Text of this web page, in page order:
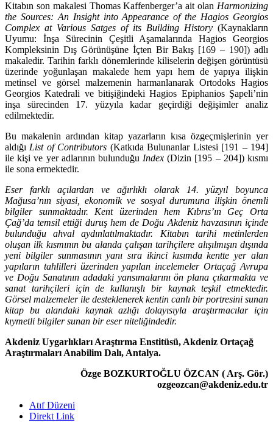
Kitabın son makalesi Thomas Kaffenberger’a ait olan Harmonizing
the Sources: An Insight in­to Appearance of the Hagios Georgios
Complex at Various Satges of its Building History (Kaynak­ların
Uyumu: İnşa Sürecinin Çeşitli Aşamalarında Hagios Georgios
Kompleksinin Dış Görünüşüne İçten Bir Bakış [169 – 190]) adlı
makaledir. Tarihin farklı dönemlerinde kiliselerin değişen görün­tüsü
üzerinde yoğunlaşan makalede hem yapı hem de yapıya ilişkin
metinsel ve görsel malzeme­nin harmanlanarak Ortodoks Hagios
Georgios Katedrali ve bitişiğindeki Hagios Epiphanios Şapeli’nin
inşa sürecinden 17. yüzyıla kadar geçirdiği değişimler analiz
edilmektedir.
Bu makalenin ardından kitap yazarların kısa özgeçmişlerinin yer
aldığı List of Contributors (Kat­kıda Bulunanlar Listesi [191 – 194]
ile kişi ve yer adlarının bulunduğu Index(Dizin [195 – 204]) kısmı
ile sona ermektedir.
Eser farklı açılardan ve ağırlıklı olarak 14. yüzyıl boyunca
Mağusa’nın siyasi, ekonomik ve sosyal durumuna ilişkin önemli
bilgiler sunmaktadır. Kent üzerinden hem Kıbrıs’ın Geç Orta
Çağ’da temsil ettiği duruş hem de Doğu Akdeniz havzasının içinde
bulunduğu ahval aydınlatıl­maktadır. Kitabın tarihi metinlerden
oluşan ilk kısmının bu alanda çalışan tarihçilere alışılmışın dışında
yeni bilgiler sunmasının yanı sıra ikinci kısımda kentte yer alan
yapıların tahlilleri üzerin­den yapılan incelemeler Ortaçağ Avrupa
ve Doğu Sanatının adadaki yansımalarını ön plana çıkar­makta ve
sanat tarihçileri için de kullanışlı bir kaynak teşkil etmektedir.
Görsel malzemeler ile des­teklenerek kentin canlı bir portresini sunan
kitap bu alandaki kaynak azlığı dolayısıyla araştır­macılar için
kıymetli bilgiler sunan bir eser niteliğindedir.
Akdeniz Uygarlıkları Araştırma Enstitüsü, Akdeniz Ortaçağ
Araştırmaları Anabilim Dalı, Antalya.
Özge BOZKURTOĞLU ÖZCAN ( Arş. Gör.)
ozgeozcan@akdeniz.edu.tr
Atıf Düzeni
Direkt Link